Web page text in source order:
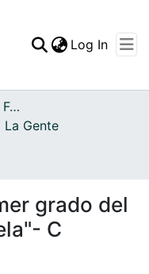
Statistics
Log In
Archivo del Patrimonio Fotográfico y Fílmico del Valle del Cauca
La Gente
grado del
C